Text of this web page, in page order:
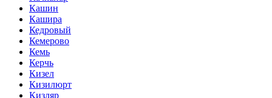
Кашин
Кашира
Кедровый
Кемерово
Кемь
Керчь
Кизел
Кизилюрт
Кизляр